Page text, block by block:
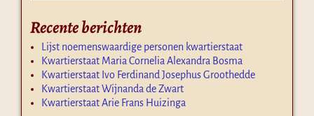
Recente berichten
Lijst noemenswaardige personen kwartierstaat
Kwartierstaat Maria Cornelia Alexandra Bosma
Kwartierstaat Ivo Ferdinand Josephus Groothedde
Kwartierstaat Wijnanda de Zwart
Kwartierstaat Arie Frans Huizinga